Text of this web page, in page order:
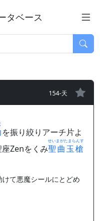
タベース
154-天
を振り絞りアーチ片よ
Zenをくみ聖曲玉槍
せいまがたまらんす
て悪魔シールにとどめ